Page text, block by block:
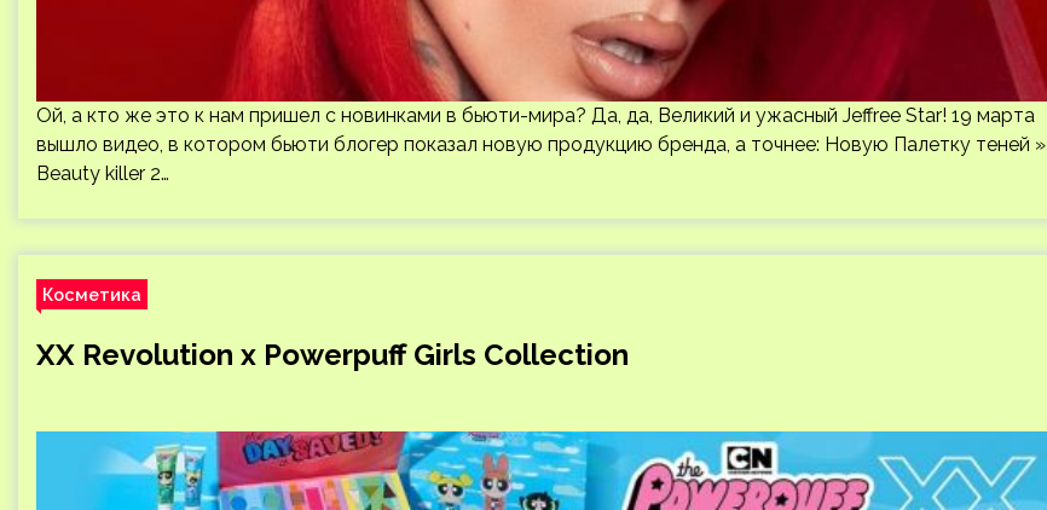
Ой, а кто же это к нам пришел с новинками в бьюти-мира? Да, да, Великий и ужасный Jeffree Star! 19 марта
вышло видео, в котором бьюти блогер показал новую продукцию бренда, а точнее: Новую Палетку теней »
Beauty killer 2…
Косметика
XX Revolution x Powerpuff Girls Collection